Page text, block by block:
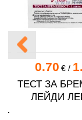
0.70 €/
ТЕСТ ЗА
ЛЕЙДИ